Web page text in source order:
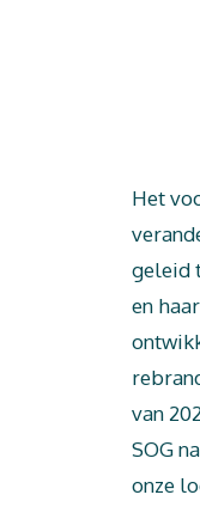
Het
geleid
en
van
SOG
onze